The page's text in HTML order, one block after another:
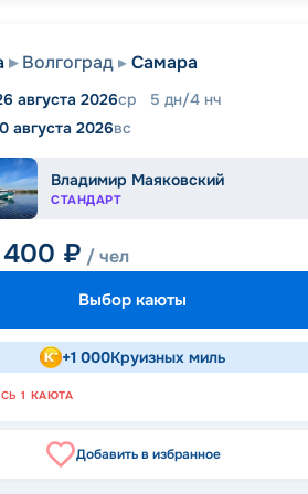
Волгоград Самара
августа 2026ср 5 дн/4 нч
августа 2026вс
Владимир Маяковский
СТАНДАРТ
₽ / чел
Выбор каюты
+1 000Круизных миль
1 КАЮТА
Добавить в избранное